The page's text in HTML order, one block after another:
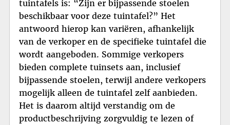
tuintafels is: “Zijn er bijpassende stoelen
beschikbaar voor deze tuintafel?” Het
antwoord hierop kan variëren, afhankelijk
van de verkoper en de specifieke tuintafel die
wordt aangeboden. Sommige verkopers
bieden complete tuinsets aan, inclusief
bijpassende stoelen, terwijl andere verkopers
mogelijk alleen de tuintafel zelf aanbieden.
Het is daarom altijd verstandig om de
productbeschrijving zorgvuldig te lezen of